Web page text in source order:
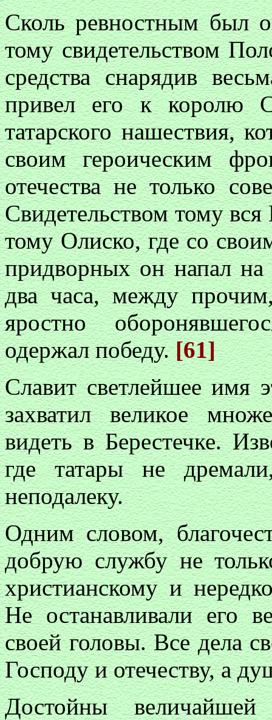
Сколь ревностным был
тому свидетельством
средства снарядив
привел его к королю
татарского нашествия,
своим героическим
отечества не только
Свидетельством тому
тому Олиско, где со
придворных он напал на
два часа, между
яростно
одержал победу.[61]
Славит светлейшее имя
захватил великое
видеть в Берестечке.
где татары не
неподалеку.
Одним словом,
добрую службу не
христианскому и
Не останавливали его
своей головы. Все дела
Господу и отечеству, а
Достойны